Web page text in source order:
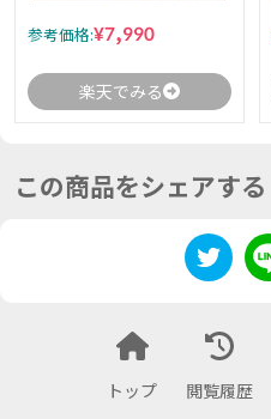
参考価格:¥7,990
楽天でみる
この商品をシェアする
トップ 閲覧履歴